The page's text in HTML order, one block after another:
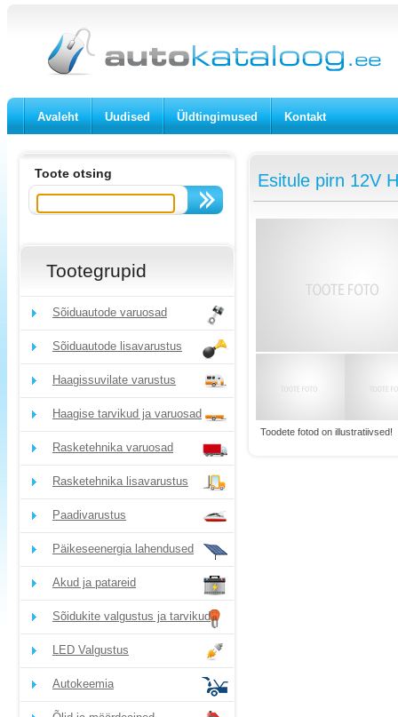
Avaleht Uudised Üldtingimused Kontakt
Toote otsing
Tootegrupid
Sõiduautode varuosad
Sõiduautode lisavarustus
Haagissuvilate varustus
Haagise tarvikud ja varuosad
Rasketehnika varuosad
Rasketehnika lisavarustus
Paadivarustus
Päikeseenergia lahendused
Akud ja patareid
Sõidukite valgustus ja tarvikud
LED Valgustus
Autokeemia
Esitule pirn 12V
Toodete fotod on illustratiivsed!